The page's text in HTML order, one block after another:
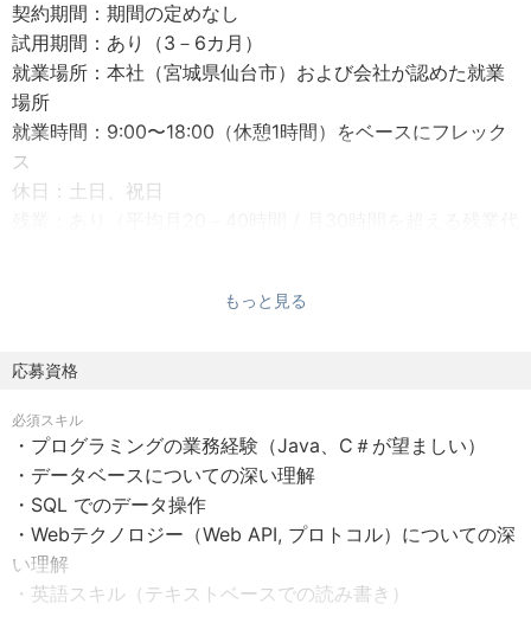
ータ接続・データ連携ソリューションの開発・販売・サポ
ートを行っています。
主力製品「CData Drivers」は、ODBC、JDBC、
ADO.NET、Pythonなど業界標準インターフェースに準拠し
た高機能データドライバーで、350種類以上のSaaS、クラ
ウドDB、NoSQL、Web APIへのリアルタイム接続を実現し
ます。BI・アナリティクスツール、ETL/EAIツール、ローコ
携ツール「CData Arc」など、企業のデータ基盤構築を支
エージェント時代に対応した「CData Connect AI」をリリ
Protocol）プラットフォームとして、ClaudeやMicrosoft
Copilot、Databricks Agent Bricksなど主要AIプラットフ
ォームから業務データへのリアルタイム接続を実現し、企
業のAI活用とデータドリブン経営を支援しています。
【業務詳細】
CData製品の導入検討中のお客様に対する技術的な提案活
契約期間：期間の定めなし
試⽤期間：あり（3－6カ⽉）
就業場所：本社（宮城県仙台市）および会社が認めた就業
場所
就業時間：9:00〜18:00（休憩1時間）をベースにフレック
ス
休⽇：⼟⽇、祝⽇
年収備考：年収には⽉30時間分の固定残業代を含む
受動喫煙防⽌措置：屋内原則禁煙
もっと見る
応募資格
必須スキル
・プログラミングの業務経験（Java、C＃が望ましい）
・データベースについての深い理解
・SQL でのデータ操作
・Webテクノロジー（Web API, プロトコル）についての深
い理解
・英語スキル（テキストベースでの読み書き）